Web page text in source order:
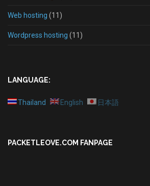
Web hosting (11)
Wordpress hosting (11)
LANGUAGE:
Thailand English 日本語
PACKETLEOVE.COM FANPAGE